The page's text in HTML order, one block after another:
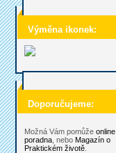
Výměna ikonek:
Doporučujeme:
Možná Vám pomůže online
poradna , nebo Magazín o
Praktickém životě